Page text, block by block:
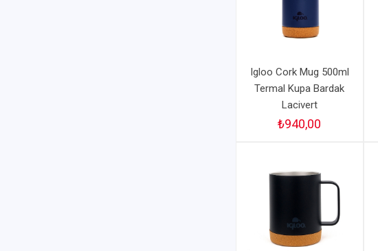
Igloo Cork Mug 500ml
Termal Kupa Bardak
Lacivert
₺940,00